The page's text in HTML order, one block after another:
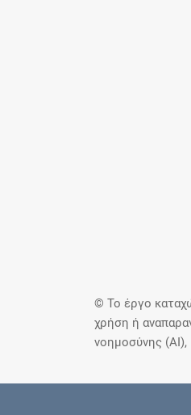
© Το έργο
χρήση ή
νοημοσύνης (AI),